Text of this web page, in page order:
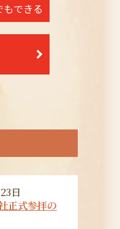
できる
日
正式参拝の